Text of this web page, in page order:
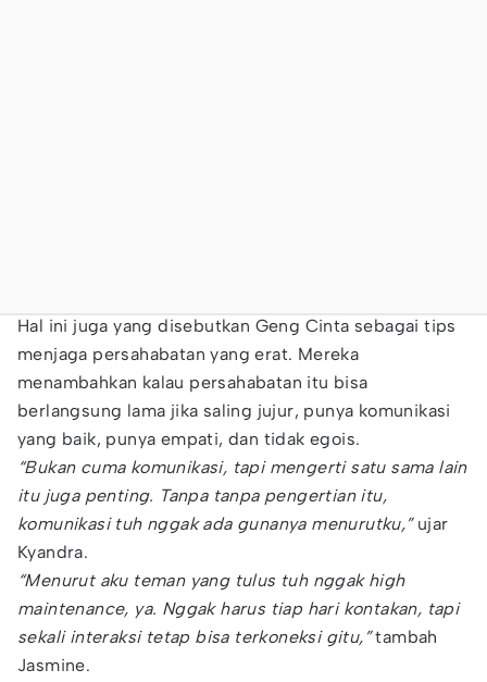
Hal ini juga yang disebutkan Geng Cinta sebagai tips
menjaga persahabatan yang erat. Mereka
menambahkan kalau persahabatan itu bisa
berlangsung lama jika saling jujur, punya komunikasi
yang baik, punya empati, dan tidak egois.
“Bukan cuma komunikasi, tapi mengerti satu sama lain
itu juga penting. Tanpa tanpa pengertian itu,
komunikasi tuh nggak ada gunanya menurutku,” ujar
Kyandra.
“Menurut aku teman yang tulus tuh nggak high
maintenance, ya. Nggak harus tiap hari kontakan, tapi
sekali interaksi tetap bisa terkoneksi gitu,”tambah
Jasmine.